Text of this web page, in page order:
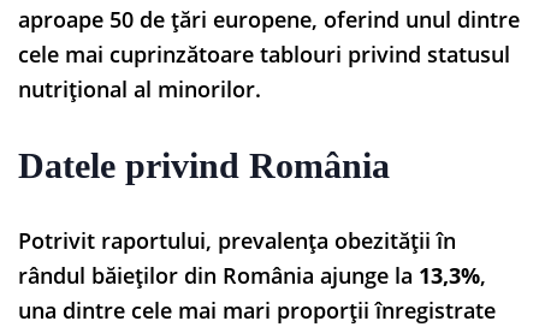
aproape 50 de țări europene, oferind unul dintre
cele mai cuprinzătoare tablouri privind statusul
nutrițional al minorilor.
Datele privind România
Potrivit raportului, prevalența obezității în
rândul băieților din România ajunge la 13,3%,
una dintre cele mai mari proporții înregistrate